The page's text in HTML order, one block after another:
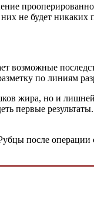
не будет никаких
возможные
по линиям
жира, но и
первые
после операции